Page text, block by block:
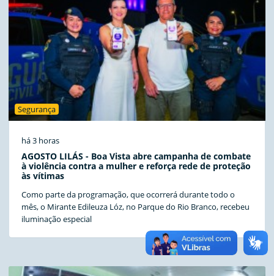
Segurança
há 3 horas
AGOSTO LILÁS - Boa Vista abre campanha de combate
à violência contra a mulher e reforça rede de proteção
às vítimas
Como parte da programação, que ocorrerá durante todo o
mês, o Mirante Edileuza Lóz, no Parque do Rio Branco, recebeu
iluminação especial